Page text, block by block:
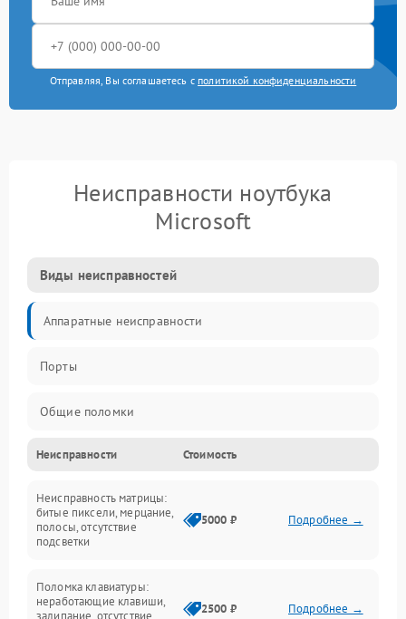
Отправляя, Вы соглашаетесь с политикой конфиденциальности
Неисправности ноутбука
Microsoft
Виды неисправностей
Аппаратные неисправности
Порты
Общие поломки
Устройства
Программные ошибки
Электрические и системные сбои
Интерфейсные проблемы
Неисправности Стоимость
Неисправность матрицы:
битые пиксели, мерцание,
полосы, отсутствие
подсветки
5000 ₽ Подробнее →
Поломка клавиатуры:
неработающие клавиши,
2500 ₽ Подробнее →